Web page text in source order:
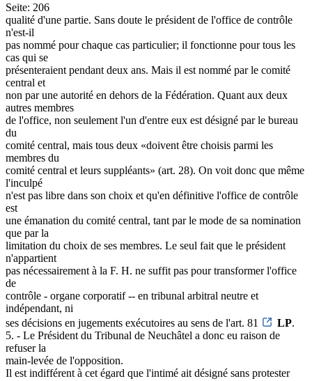
Seite: 206
qualité d'une partie. Sans doute le président de l'office de contrôle
n'est-il
pas nommé pour chaque cas particulier; il fonctionne pour tous les
cas qui se
présenteraient pendant deux ans. Mais il est nommé par le comité
central et
non par une autorité en dehors de la Fédération. Quant aux deux
autres membres
de l'office, non seulement l'un d'entre eux est désigné par le bureau
du
comité central, mais tous deux «doivent être choisis parmi les
membres du
comité central et leurs suppléants» (art. 28). On voit donc que même
l'inculpé
n'est pas libre dans son choix et qu'en définitive l'office de contrôle
est
une émanation du comité central, tant par le mode de sa nomination
que par la
limitation du choix de ses membres. Le seul fait que le président
n'appartient
pas nécessairement à la F. H. ne suffit pas pour transformer l'office
de
contrôle - organe corporatif -- en tribunal arbitral neutre et
indépendant, ni
ses décisions en jugements exécutoires au sens de l'art. 81
LP.
5. - Le Président du Tribunal de Neuchâtel a donc eu raison de
refuser la
main-levée de l'opposition.
Il est indifférent à cet égard que l'intimé ait désigné sans protester